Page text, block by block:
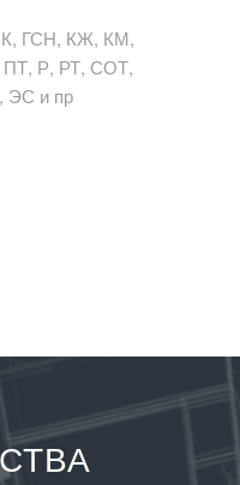
ГСН, КЖ, КМ,
Р, РТ, СОТ,
и пр